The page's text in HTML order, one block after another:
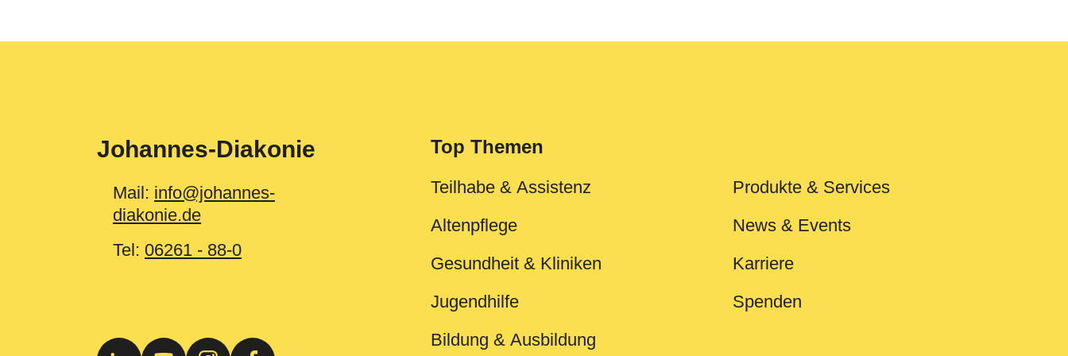
Johannes-Diakonie
Mail: info@johannes-
diakonie.de
Tel: 06261 - 88-0
Top Themen
Teilhabe & Assistenz
Altenpflege
Gesundheit & Kliniken
Jugendhilfe
Bildung & Ausbildung
Produkte & Services
News & Events
Karriere
Spenden